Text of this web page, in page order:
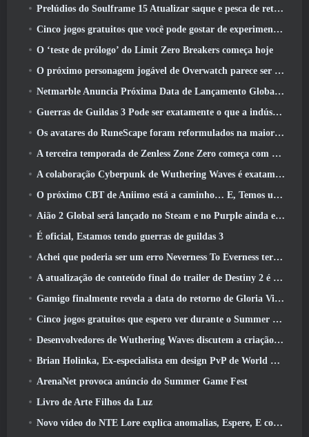
Prelúdios do Soulframe 15 Atualizar saque e pesca de retrabalhos
Cinco jogos gratuitos que você pode gostar de experimentar durante o Bullet Fest
O ‘teste de prólogo’ do Limit Zero Breakers começa hoje
O próximo personagem jogável de Overwatch parece ser um chefe do crime ciborgue sobrecarregado
Netmarble Anuncia Próxima Data de Lançamento Global RF Online
Guerras de Guildas 3 Pode ser exatamente o que a indústria de MMO precisa agora
Os avatares do RuneScape foram reformulados na maior atualização visual do jogo nos últimos dez anos
A terceira temporada de Zenless Zone Zero começa com uma viagem para uma ilha Bangboo no céu, E para a plataforma Steam
A colaboração Cyberpunk de Wuthering Waves é exatamente o que eu quero dos meus eventos de crossover de videogame
O próximo CBT de Aniimo está a caminho… E, Temos uma janela oficial de lançamento
Aião 2 Global será lançado no Steam e no Purple ainda este ano
É oficial, Estamos tendo guerras de guildas 3
Achei que poderia ser um erro Neverness To Everness ter o evento Porsche Collab Gacha tão cedo, Mas eu estava errado
A atualização de conteúdo final do trailer de Destiny 2 é um grito de guerra
Gamigo finalmente revela a data do retorno de Gloria Victis, Será que sobreviverá na segunda vez?
Cinco jogos gratuitos que espero ver durante o Summer Game Fest
Desenvolvedores de Wuthering Waves discutem a criação da sequência de batalha Lahai-Roi Mech
Brian Holinka, Ex-especialista em design PvP de World Of Warcraft, Junta-se à equipe MMO de League Of Legends
ArenaNet provoca anúncio do Summer Game Fest
Livro de Arte Filhos da Luz
Novo vídeo do NTE Lore explica anomalias, Espere, E como uma organização ‘secreta’ rastreia tudo